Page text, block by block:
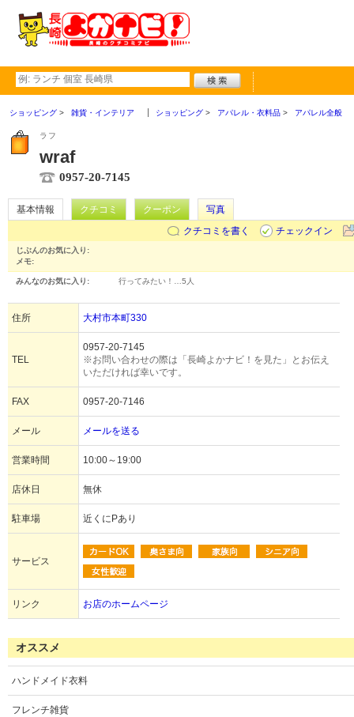
ショッピング 雑貨・インテリア ショッピング アパレル・衣料品 アパレル全般
ラフ
wraf
0957-20-7145
基本情報 クチコミ クーポン
写真
クチコミを書く
チェックイン
じぶんのお気に入り:
メモ:
みんなのお気に入り: 行ってみたい！… 5人
住所 大村市本町330
TEL
0957-20-7145
※お問い合わせの際は「長崎よかナビ！を見た」とお伝え
いただければ幸いです。
FAX 0957-20-7146
メール メールを送る
営業時間 10:00～19:00
店休日 無休
駐車場 近くにPあり
サービス
リンク お店のホームページ
オススメ
ハンドメイド衣料
フレンチ雑貨